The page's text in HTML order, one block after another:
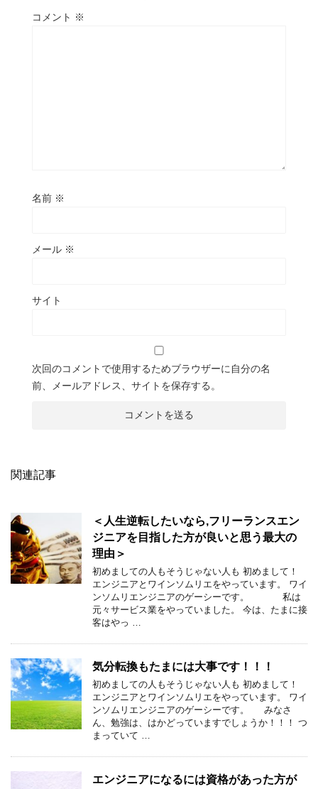
コメント ※
名前 ※
メール ※
サイト
次回のコメントで使用するためブラウザーに自分の名
前、メールアドレス、サイトを保存する。
関連記事
＜人生逆転したいなら,フリーランスエン
ジニアを目指した方が良いと思う最大の
理由＞
初めましての人もそうじゃない人も 初めまして！
エンジニアとワインソムリエをやっています。 ワイ
ンソムリエンジニアのゲーシーです。 私は
元々サービス業をやっていました。 今は、たまに接
客はやっ …
気分転換もたまには大事です！！！
初めましての人もそうじゃない人も 初めまして！
エンジニアとワインソムリエをやっています。 ワイ
ンソムリエンジニアのゲーシーです。 みなさ
ん、勉強は、はかどっていますでしょうか！！！ つ
まっていて …
エンジニアになるには資格があった方が